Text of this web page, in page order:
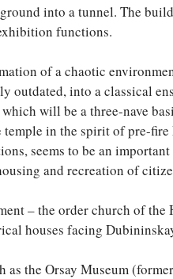
into a tunnel. The
functions.
of a chaotic
outdated, into a classical
will be a three-nave
in the spirit of pre-
seems to be an
and recreation of
– the order church of
houses facing
as the Orsay Museum